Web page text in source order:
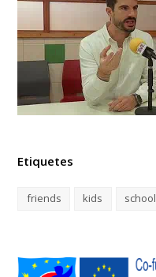
Etiquetes
friends kids school